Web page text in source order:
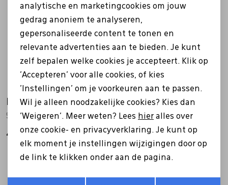
Rohde
5594 zwart
49,99
Rohde
5864 goud
51,99 69,95
Sale
Terug Opslaan
analytische en marketingcookies om jouw
gedrag anoniem te analyseren,
gepersonaliseerde content te tonen en
relevante advertenties aan te bieden. Je kunt
zelf bepalen welke cookies je accepteert. Klik op
'Accepteren' voor alle cookies, of kies
'Instellingen' om je voorkeuren aan te passen.
Wil je alleen noodzakelijke cookies? Kies dan
'Weigeren'. Meer weten? Lees hier alles over
onze cookie- en privacyverklaring. Je kunt op
elk moment je instellingen wijzigingen door op
de link te klikken onder aan de pagina.